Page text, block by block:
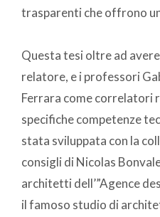
trasparenti che offrono
Questa tesi oltre ad
relatore, e i professori
Ferrara come correlatori
specifiche competenze
stata sviluppata con la
consigli di Nicolas
architetti dell’”Agence
il famoso studio di